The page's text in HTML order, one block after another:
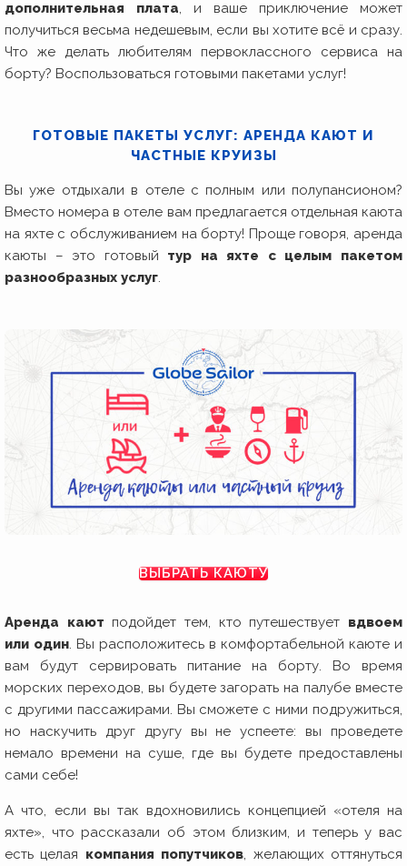
дополнительная плата, и ваше приключение может
получиться весьма недешевым, если вы хотите всё и сразу.
Что же делать любителям первоклассного сервиса на
борту? Воспользоваться готовыми пакетами услуг!
ГОТОВЫЕ ПАКЕТЫ УСЛУГ: АРЕНДА КАЮТ И
ЧАСТНЫЕ КРУИЗЫ
Вы уже отдыхали в отеле с полным или полупансионом?
Вместо номера в отеле вам предлагается отдельная каюта
на яхте с обслуживанием на борту! Проще говоря, аренда
каюты – это готовый тур на яхте с целым пакетом
разнообразных услуг.
ВЫБРАТЬ КАЮТУ
Аренда кают подойдет тем, кто путешествует вдвоем
или один. Вы расположитесь в комфортабельной каюте и
вам будут сервировать питание на борту. Во время
морских переходов, вы будете загорать на палубе вместе
с другими пассажирами. Вы сможете с ними подружиться,
но наскучить друг другу вы не успеете: вы проведете
немало времени на суше, где вы будете предоставлены
сами себе!
А что, если вы так вдохновились концепцией «отеля на
яхте», что рассказали об этом близким, и теперь у вас
есть целая компания попутчиков, желающих оттянуться